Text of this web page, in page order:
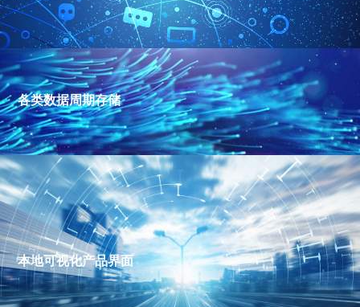
各类数据周期存储
本地可视化产品界面